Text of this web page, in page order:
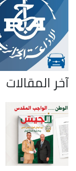
آخر المقالات